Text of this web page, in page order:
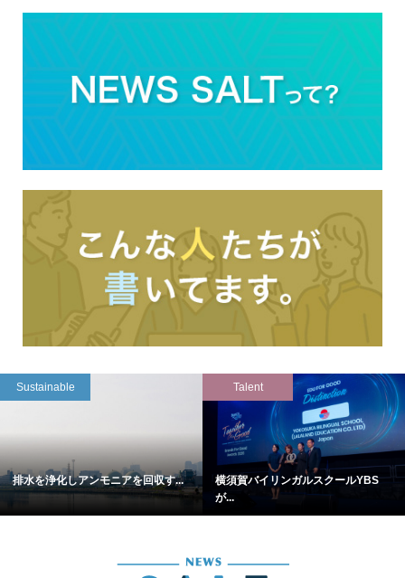
Sustainable
排水を浄化しアンモニアを回収す...
Talent
横須賀バイリンガルスクールYBS
が...